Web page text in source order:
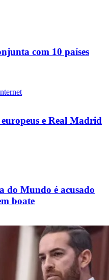
com 10 países
e Real Madrid
do Mundo é acusado
boate